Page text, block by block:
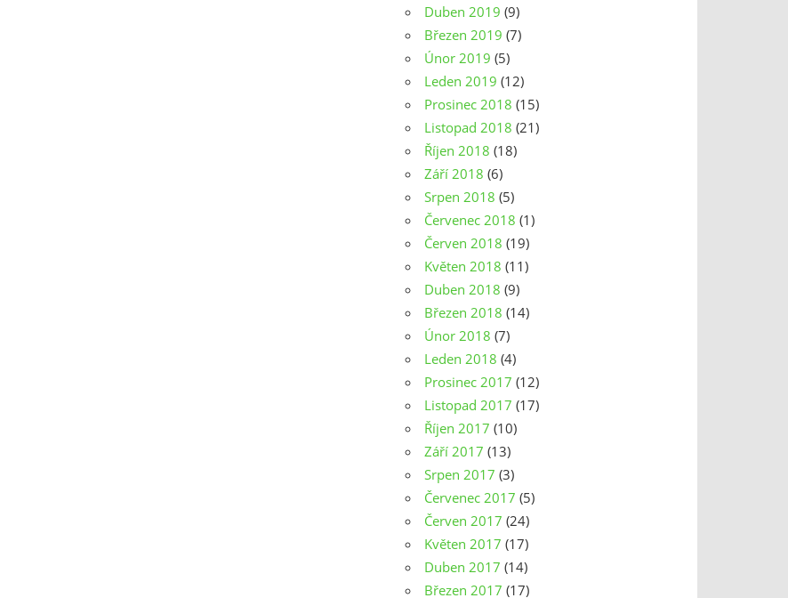
Duben 2019 (9)
Březen 2019 (7)
Únor 2019 (5)
Leden 2019 (12)
Prosinec 2018 (15)
Listopad 2018 (21)
Říjen 2018 (18)
Září 2018 (6)
Srpen 2018 (5)
Červenec 2018 (1)
Červen 2018 (19)
Květen 2018 (11)
Duben 2018 (9)
Březen 2018 (14)
Únor 2018 (7)
Leden 2018 (4)
Prosinec 2017 (12)
Listopad 2017 (17)
Říjen 2017 (10)
Září 2017 (13)
Srpen 2017 (3)
Červenec 2017 (5)
Červen 2017 (24)
Květen 2017 (17)
Duben 2017 (14)
Březen 2017 (17)